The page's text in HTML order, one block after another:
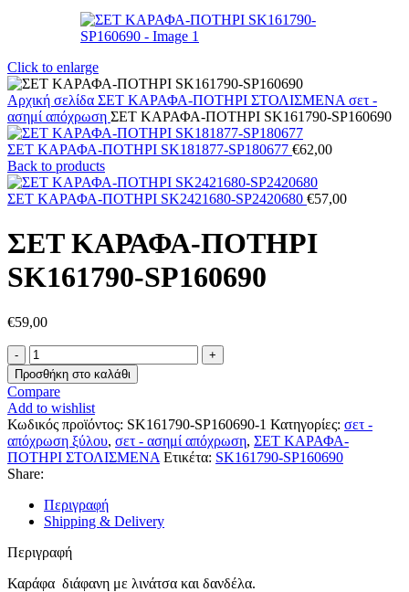
Click to enlarge
Αρχική σελίδα ΣΕΤ ΚΑΡΑΦΑ-ΠΟΤΗΡΙ ΣΤΟΛΙΣΜΕΝΑ σετ -
ασημί απόχρωση ΣΕΤ ΚΑΡΑΦΑ-ΠΟΤΗΡΙ SK161790-SP160690
ΣΕΤ ΚΑΡΑΦΑ-ΠΟΤΗΡΙ SK181877-SP180677 €62,00
Back to products
ΣΕΤ ΚΑΡΑΦΑ-ΠΟΤΗΡΙ SK2421680-SP2420680 €57,00
ΣΕΤ ΚΑΡΑΦΑ-ΠΟΤΗΡΙ
SK161790-SP160690
€59,00
ΣΕΤ
ΚΑΡΑΦΑ-
ΠΟΤΗΡΙ
SK161790-
SP160690
ποσότητα
Προσθήκη στο καλάθι
Compare
Add to wishlist
Κωδικός προϊόντος: SK161790-SP160690-1 Κατηγορίες: σετ -
απόχρωση ξύλου, σετ - ασημί απόχρωση, ΣΕΤ ΚΑΡΑΦΑ-
ΠΟΤΗΡΙ ΣΤΟΛΙΣΜΕΝΑ Ετικέτα: SK161790-SP160690
Share:
Περιγραφή
Shipping & Delivery
Περιγραφή
Καράφα διάφανη με λινάτσα και δανδέλα.